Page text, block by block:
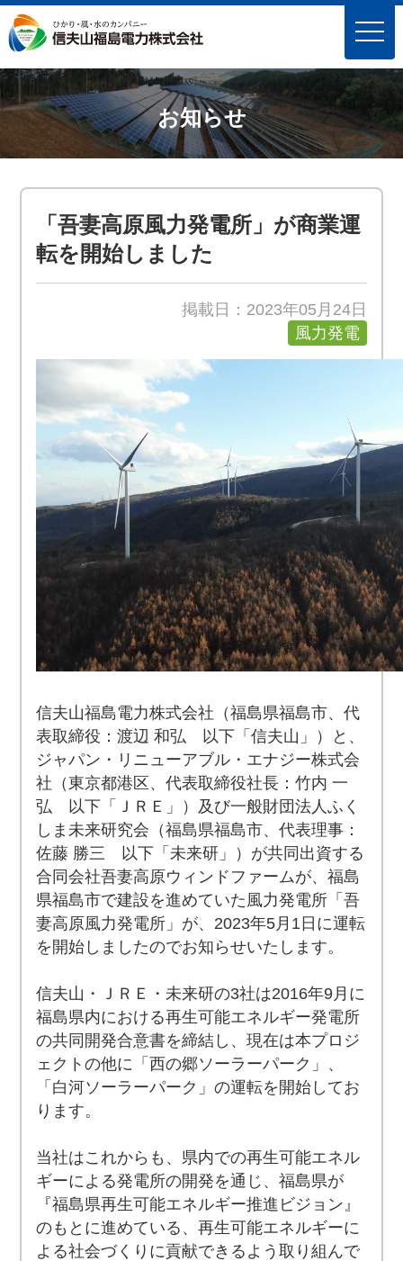
toggle
お知らせ
「吾妻高原風力発電所」が商業運
転を開始しました
掲載日：2023年05月24日
信夫山福島電力株式会社（福島県福島市、代
表取締役：渡辺 和弘 以下「信夫山」）と、
ジャパン・リニューアブル・エナジー株式会
社（東京都港区、代表取締役社長：竹内 一
弘 以下「ＪＲＥ」）及び一般財団法人ふく
しま未来研究会（福島県福島市、代表理事：
佐藤 勝三 以下「未来研」）が共同出資する
合同会社吾妻高原ウィンドファームが、福島
県福島市で建設を進めていた風力発電所「吾
妻高原風力発電所」が、2023年5月1日に運転
を開始しましたのでお知らせいたします。
信夫山・ＪＲＥ・未来研の3社は2016年9月に
福島県内における再生可能エネルギー発電所
の共同開発合意書を締結し、現在は本プロジ
ェクトの他に「西の郷ソーラーパーク」、
「白河ソーラーパーク」の運転を開始してお
ります。
当社はこれからも、県内での再生可能エネル
ギーによる発電所の開発を通じ、福島県が
『福島県再生可能エネルギー推進ビジョン』
のもとに進めている、再生可能エネルギーに
よる社会づくりに貢献できるよう取り組んで